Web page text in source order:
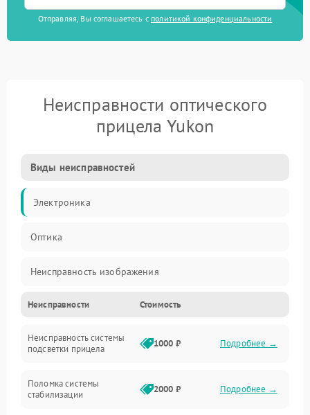
Отправляя, Вы соглашаетесь с политикой конфиденциальности
Неисправности оптического
прицела Yukon
Виды неисправностей
Электроника
Оптика
Неисправность изображения
Механические повреждения
Неисправность фокусировки и оптики
Неисправности Стоимость
Неисправность системы
подсветки прицела
1000 ₽ Подробнее →
Поломка системы
стабилизации
2000 ₽ Подробнее →